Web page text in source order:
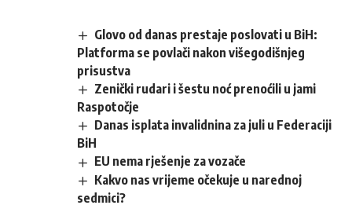
Glovo od danas prestaje poslovati u BiH:
Platforma se povlači nakon višegodišnjeg
prisustva
Zenički rudari i šestu noć prenoćili u jami
Raspotočje
Danas isplata invalidnina za juli u Federaciji
BiH
EU nema rješenje za vozače
Kakvo nas vrijeme očekuje u narednoj
sedmici?